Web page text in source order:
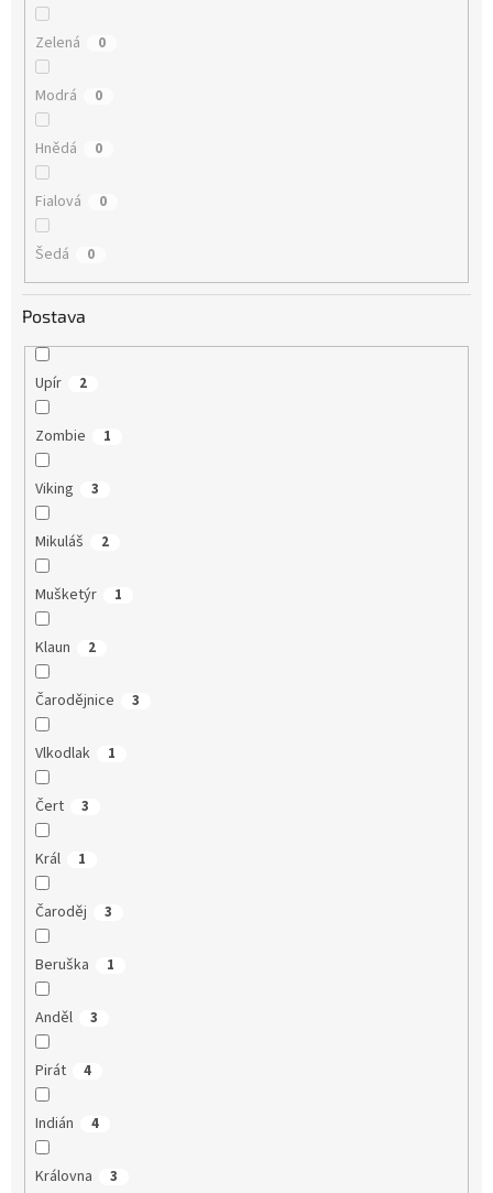
Zelená 0
Modrá 0
Hnědá 0
Fialová 0
Šedá 0
Postava
Upír 2
Zombie 1
Viking 3
Mikuláš 2
Mušketýr 1
Klaun 2
Čarodějnice 3
Vlkodlak 1
Čert 3
Král 1
Čaroděj 3
Beruška 1
Anděl 3
Pirát 4
Indián 4
Královna 3